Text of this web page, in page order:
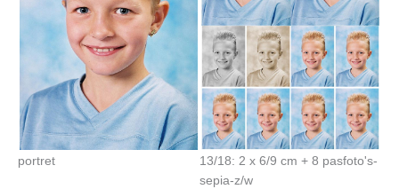
portret
13/18: 2 x 6/9 cm + 8 pasfoto's-
sepia-z/w